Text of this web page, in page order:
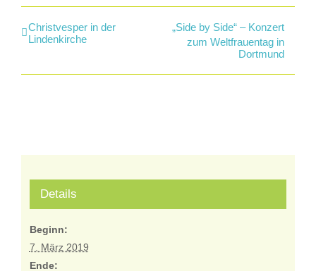
Christvesper in der
Lindenkirche
„Side by Side“ – Konzert
zum Weltfrauentag in
Dortmund
Details
Beginn:
7. März 2019
Ende: